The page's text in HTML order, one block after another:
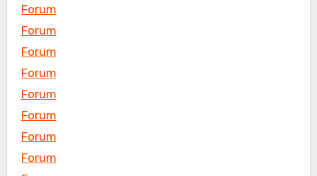
Forum
Forum
Forum
Forum
Forum
Forum
Forum
Forum